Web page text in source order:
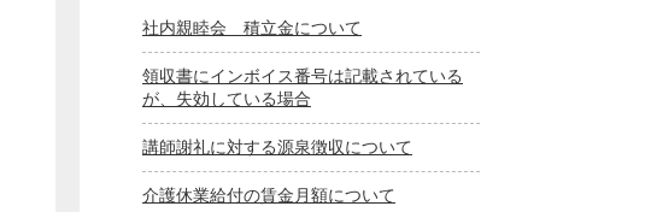
社内親睦会 積立金について
領収書にインボイス番号は記載されている
が、失効している場合
講師謝礼に対する源泉徴収について
介護休業給付の賃金月額について